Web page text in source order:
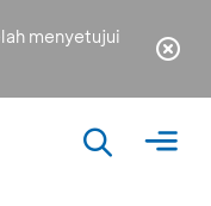
menyetujui